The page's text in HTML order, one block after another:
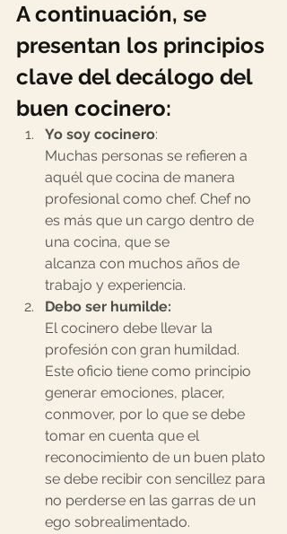
A continuación, se
presentan los principios
clave del decálogo del
buen cocinero:
Yo soy cocinero:
Muchas personas se refieren a
aquél que cocina de manera
profesional como chef. Chef no
es más que un cargo dentro de
una cocina, que se
alcanza con muchos años de
trabajo y experiencia.
Debo ser humilde:
El cocinero debe llevar la
profesión con gran humildad.
Este oficio tiene como principio
generar emociones, placer,
conmover, por lo que se debe
tomar en cuenta que el
reconocimiento de un buen plato
se debe recibir con sencillez para
no perderse en las garras de un
ego sobrealimentado.